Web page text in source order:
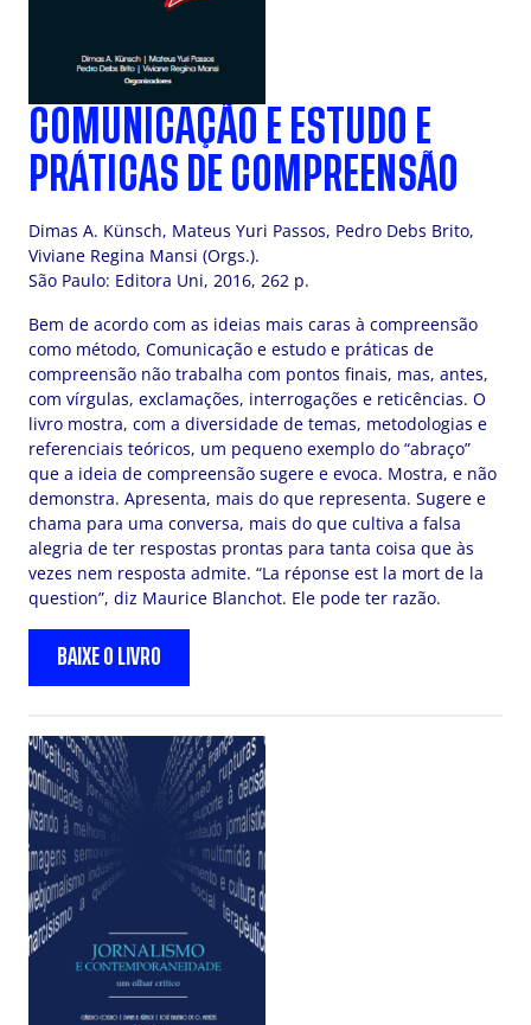
COMUNICAÇÃO E ESTUDO E
PRÁTICAS DE COMPREENSÃO
Dimas A. Künsch, Mateus Yuri Passos, Pedro Debs Brito,
Viviane Regina Mansi (Orgs.).
São Paulo: Editora Uni, 2016, 262 p.
Bem de acordo com as ideias mais caras à compreensão
como método, Comunicação e estudo e práticas de
compreensão não trabalha com pontos finais, mas, antes,
com vírgulas, exclamações, interrogações e reticências. O
livro mostra, com a diversidade de temas, metodologias e
referenciais teóricos, um pequeno exemplo do “abraço”
que a ideia de compreensão sugere e evoca. Mostra, e não
demonstra. Apresenta, mais do que representa. Sugere e
chama para uma conversa, mais do que cultiva a falsa
alegria de ter respostas prontas para tanta coisa que às
vezes nem resposta admite. “La réponse est la mort de la
question”, diz Maurice Blanchot. Ele pode ter razão.
BAIXE O LIVRO